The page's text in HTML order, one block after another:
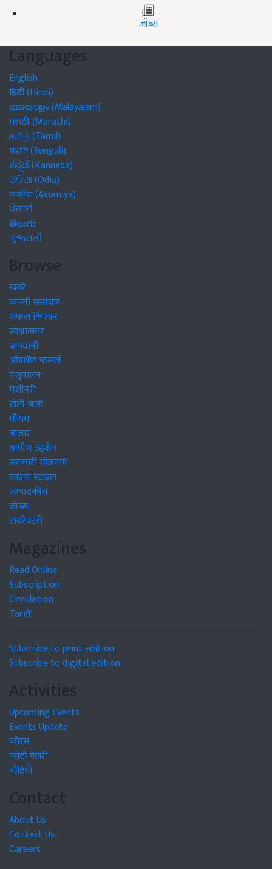
जॉब्स
Languages
English
हिंदी (Hindi)
മലയാളം (Malayalam)
मराठी (Marathi)
தமிழ் (Tamil)
বাঙালি (Bengali)
ಕನ್ನಡ (Kannada)
ଓଡିଆ (Odia)
অসমীয়া (Asomiya)
ਪੰਜਾਬੀ
తెలుగు
ગુજરાતી
Browse
खबरें
कंपनी समाचार
सफल किसान
साक्षात्कार
बागवानी
औषधीय फसलें
पशुपालन
मशीनरी
खेती-बाड़ी
मौसम
बाजार
ग्रामीण उद्द्योग
सरकारी योजनाएं
लाइफ स्टाइल
सम्पादकीय
जॉब्स
डायरेक्टरी
Magazines
Read Online
Subscription
Circulation
Tariff
Subscribe to print edition
Subscribe to digital edition
Activities
Upcoming Events
Events Update
फोरम
फोटो गैलरी
वीडियो
Contact
About Us
Contact Us
Careers